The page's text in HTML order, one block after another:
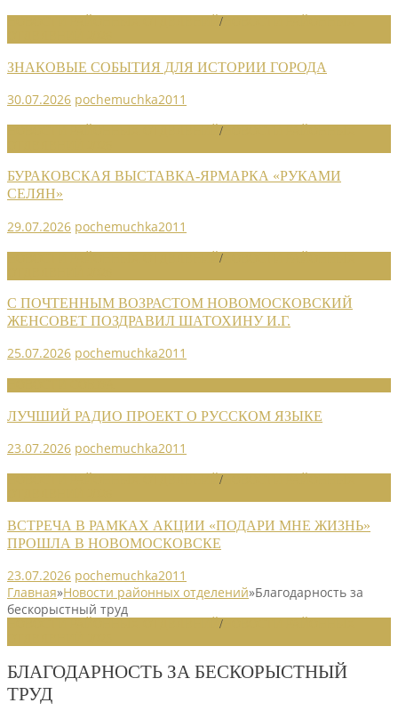
/
ЗНАКОВЫЕ СОБЫТИЯ ДЛЯ ИСТОРИИ ГОРОДА
30.07.2026 pochemuchka2011
/
БУРАКОВСКАЯ ВЫСТАВКА-ЯРМАРКА «РУКАМИ
СЕЛЯН»
29.07.2026 pochemuchka2011
/
С ПОЧТЕННЫМ ВОЗРАСТОМ НОВОМОСКОВСКИЙ
ЖЕНСОВЕТ ПОЗДРАВИЛ ШАТОХИНУ И.Г.
25.07.2026 pochemuchka2011
ЛУЧШИЙ РАДИО ПРОЕКТ О РУССКОМ ЯЗЫКЕ
23.07.2026 pochemuchka2011
/
ВСТРЕЧА В РАМКАХ АКЦИИ «ПОДАРИ МНЕ ЖИЗНЬ»
ПРОШЛА В НОВОМОСКОВСКЕ
23.07.2026 pochemuchka2011
Главная»Новости районных отделений»Благодарность за
бескорыстный труд
/
БЛАГОДАРНОСТЬ ЗА БЕСКОРЫСТНЫЙ
ТРУД